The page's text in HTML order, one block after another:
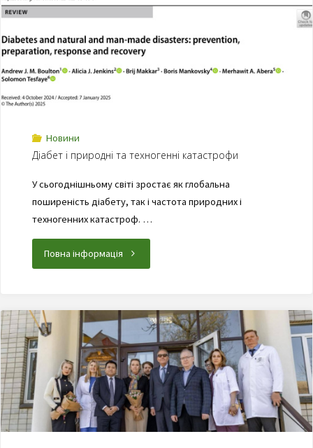
Новини
Діабет і природні та техногенні катастрофи
У сьогоднішньому світі зростає як глобальна
поширеність діабету, так і частота природних і
техногенних катастроф. …
Повна інформація